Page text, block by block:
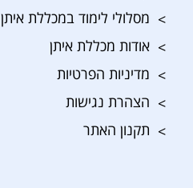
מסלולי לימוד במכללת איתן
אודות מכללת איתן
מדיניות הפרטיות
הצהרת נגישות
תקנון האתר